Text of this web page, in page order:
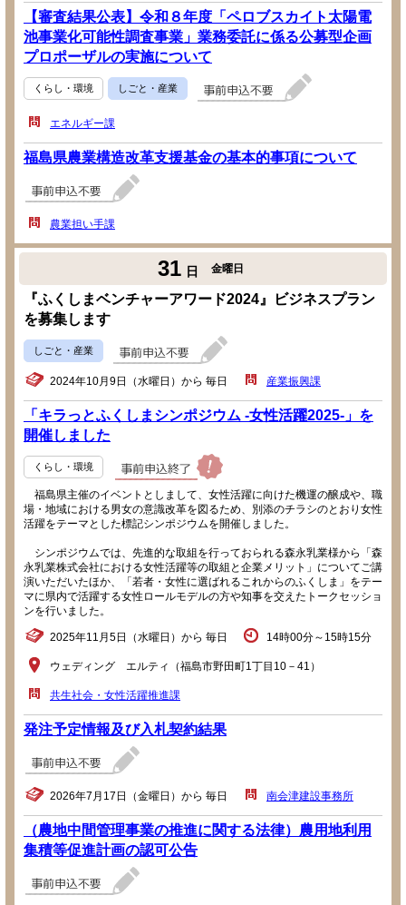
【審査結果公表】令和８年度「ペロブスカイト太陽電
池事業化可能性調査事業」業務委託に係る公募型企画
プロポーザルの実施について
くらし・環境 しごと・産業
エネルギー課
福島県農業構造改革支援基金の基本的事項について
農業担い手課
31 日 金曜日
『ふくしまベンチャーアワード2024』ビジネスプラン
を募集します
しごと・産業
2024年10月9日（水曜日）から 毎日 産業振興課
「キラっとふくしまシンポジウム -女性活躍2025-」を
開催しました
くらし・環境
福島県主催のイベントとしまして、女性活躍に向けた機運の醸成や、職
場・地域における男女の意識改革を図るため、別添のチラシのとおり女性
活躍をテーマとした標記シンポジウムを開催しました。
シンポジウムでは、先進的な取組を行っておられる森永乳業様から「森
永乳業株式会社における女性活躍等の取組と企業メリット」についてご講
演いただいたほか、「若者・女性に選ばれるこれからのふくしま」をテー
マに県内で活躍する女性ロールモデルの方や知事を交えたトークセッショ
ンを行いました。
2025年11月5日（水曜日）から 毎日 14時00分～15時15分
ウェディング エルティ（福島市野田町1丁目10－41）
共生社会・女性活躍推進課
発注予定情報及び入札契約結果
2026年7月17日（金曜日）から 毎日 南会津建設事務所
（農地中間管理事業の推進に関する法律）農用地利用
集積等促進計画の認可公告